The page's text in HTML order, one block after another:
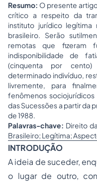
Resumo: O presente
crítico a respeito da
instituto jurídico
brasileiro. Serão
remotas que fizeram
indisponibilidade de
(cinquenta por
determinado indivíduo,
livremente, para
fenômenos
das Sucessões a partir da
de 1988.
Palavras-chave: Direito
Brasileiro; Legítima;
INTRODUÇÃO
A ideia de suceder,
o lugar de outro,